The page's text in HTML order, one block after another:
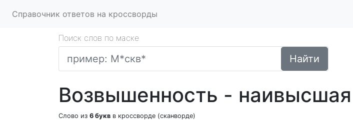
Справочник ответов на кроссворды
Поиск слов по маске
Найти
Возвышенность - наивысшая
Слово из 6 букв в кроссворде (сканворде)